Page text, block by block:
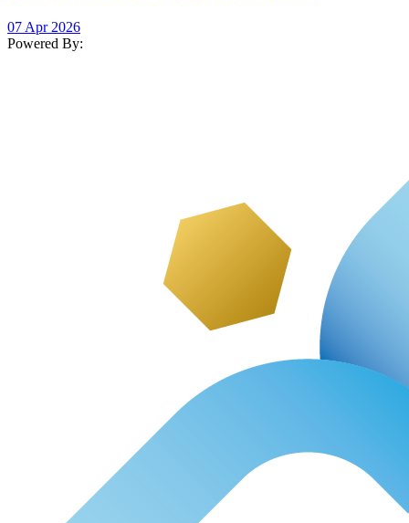
07 Apr 2026
Powered By: